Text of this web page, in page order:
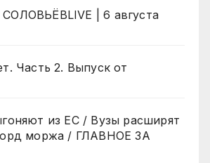
СОЛОВЬЁВLIVE | 6 августа
Часть 2. Выпуск от
из ЕС / Вузы расширят
моржа / ГЛАВНОЕ ЗА